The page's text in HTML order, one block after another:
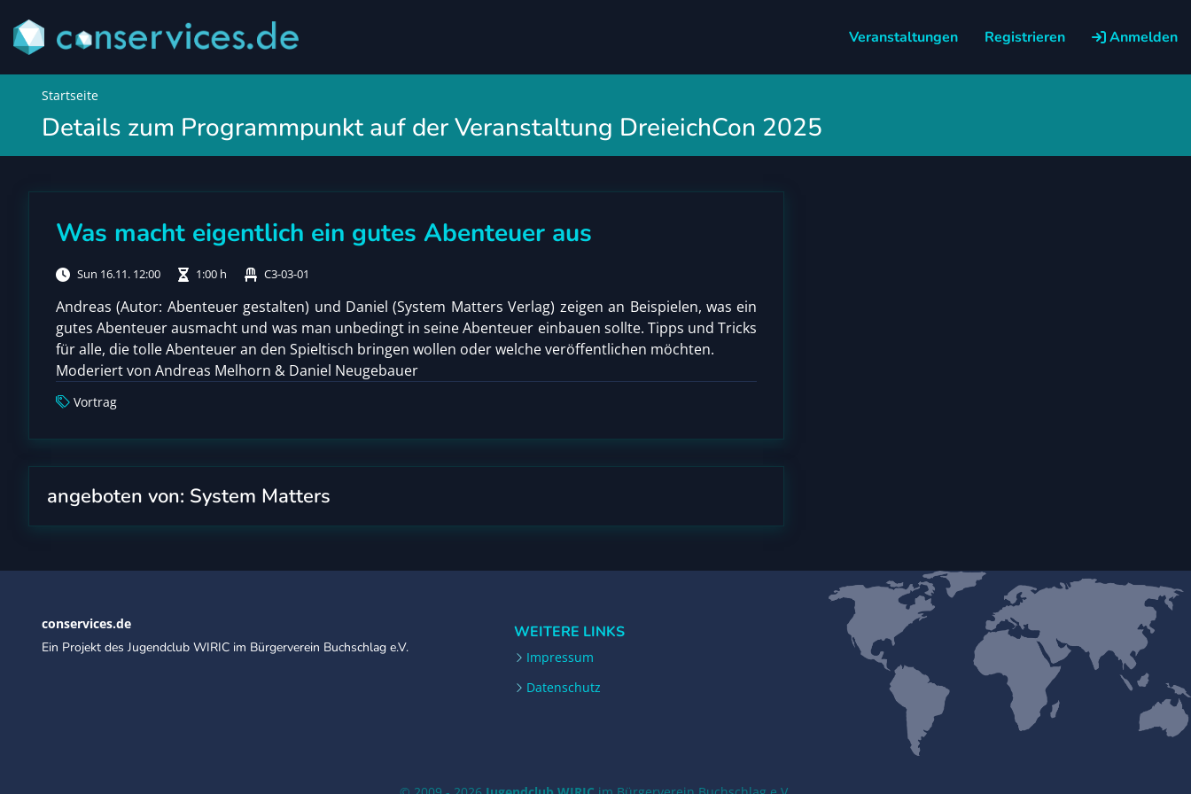
Veranstaltungen Registrieren Anmelden
Startseite
Details zum Programmpunkt auf der Veranstaltung DreieichCon 2025
Was macht eigentlich ein gutes Abenteuer aus
Sun 16.11. 12:00 1:00 h C3-03-01
Andreas (Autor: Abenteuer gestalten) und Daniel (System Matters Verlag) zeigen an Beispielen, was ein
gutes Abenteuer ausmacht und was man unbedingt in seine Abenteuer einbauen sollte. Tipps und Tricks
für alle, die tolle Abenteuer an den Spieltisch bringen wollen oder welche veröffentlichen möchten.
Moderiert von Andreas Melhorn & Daniel Neugebauer
Vortrag
angeboten von: System Matters
conservices.de
Ein Projekt des Jugendclub WIRIC im Bürgerverein Buchschlag e.V.
WEITERE LINKS
Impressum
Datenschutz